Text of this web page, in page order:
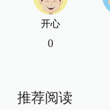
开心
0
推荐阅读